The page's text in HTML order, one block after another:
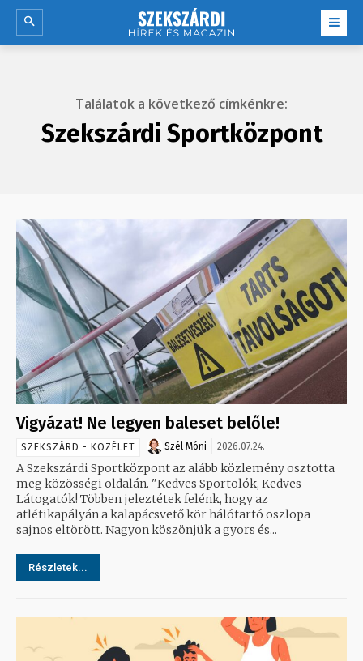
Találatok a következő címkénkre:
Szekszárdi Sportközpont
Vigyázat! Ne legyen baleset belőle!
SZEKSZÁRD - KÖZÉLET Szél Móni 2026.07.24.
A Szekszárdi Sportközpont az alább közlemény osztotta
meg közösségi oldalán. "Kedves Sportolók, Kedves
Látogatók! Többen jeleztétek felénk, hogy az
atlétikapályán a kalapácsvető kör hálótartó oszlopa
sajnos eltörött. Nagyon köszönjük a gyors és...
Részletek...